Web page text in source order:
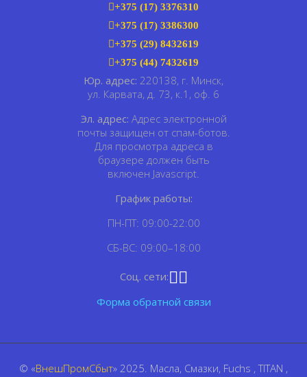
+375 (17) 3376310
+375 (17) 3386300
+375 (29) 8432619
+375 (44) 7432619
Юр. адрес: 220138, г. Минск,
ул. Карвата, д. 73, к.1, оф. 6
Эл. адрес: Адрес электронной
почты защищен от спам-ботов.
Для просмотра адреса в
браузере должен быть
включен Javascript.
График работы:
ПН-ПТ: 09:00-22:00
СБ-ВС: 09:00–18:00
Соц. сети:
Форма обратной связи
© «ВнешПромСбыт» 2025. Масла, Смазки, Fuchs , TITAN ,